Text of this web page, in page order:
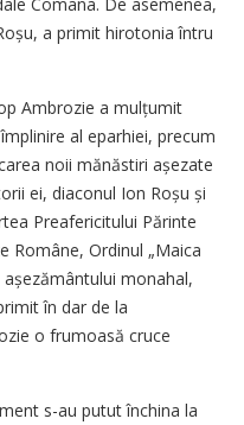
a primit hirotonia întru
Ambrozie a mulțumit
al eparhiei, precum
noii mănăstiri așezate
ei, diaconul Ion Roșu și
Preafericitului Părinte
Române, Ordinul „Maica
monahal,
în dar de la
o frumoasă cruce
s-au putut închina la